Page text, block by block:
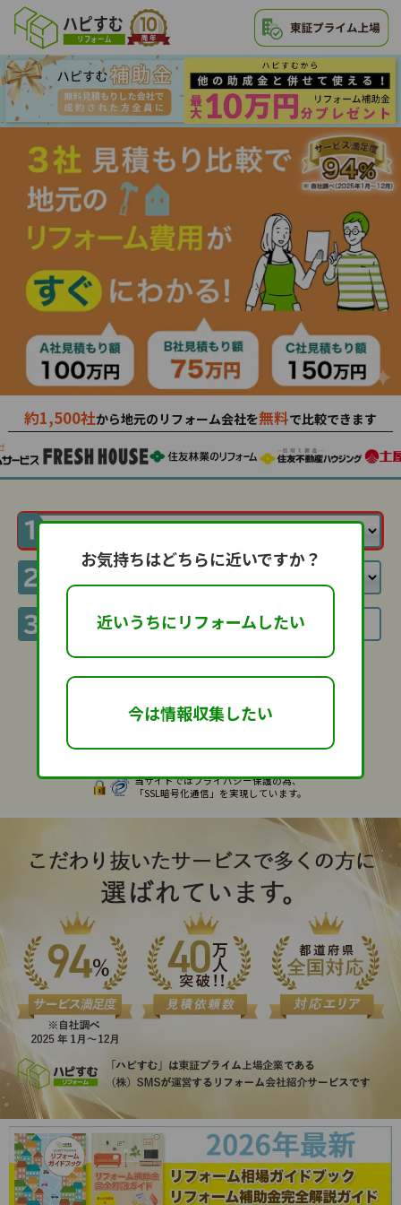
約1,500社から地元のリフォーム会社を無料で比較できます
お気持ちはどちらに近いですか？
近いうちにリフォームしたい
今は情報収集したい
当サイトではプライバシー保護の為、
「SSL暗号化通信」を実現しています。